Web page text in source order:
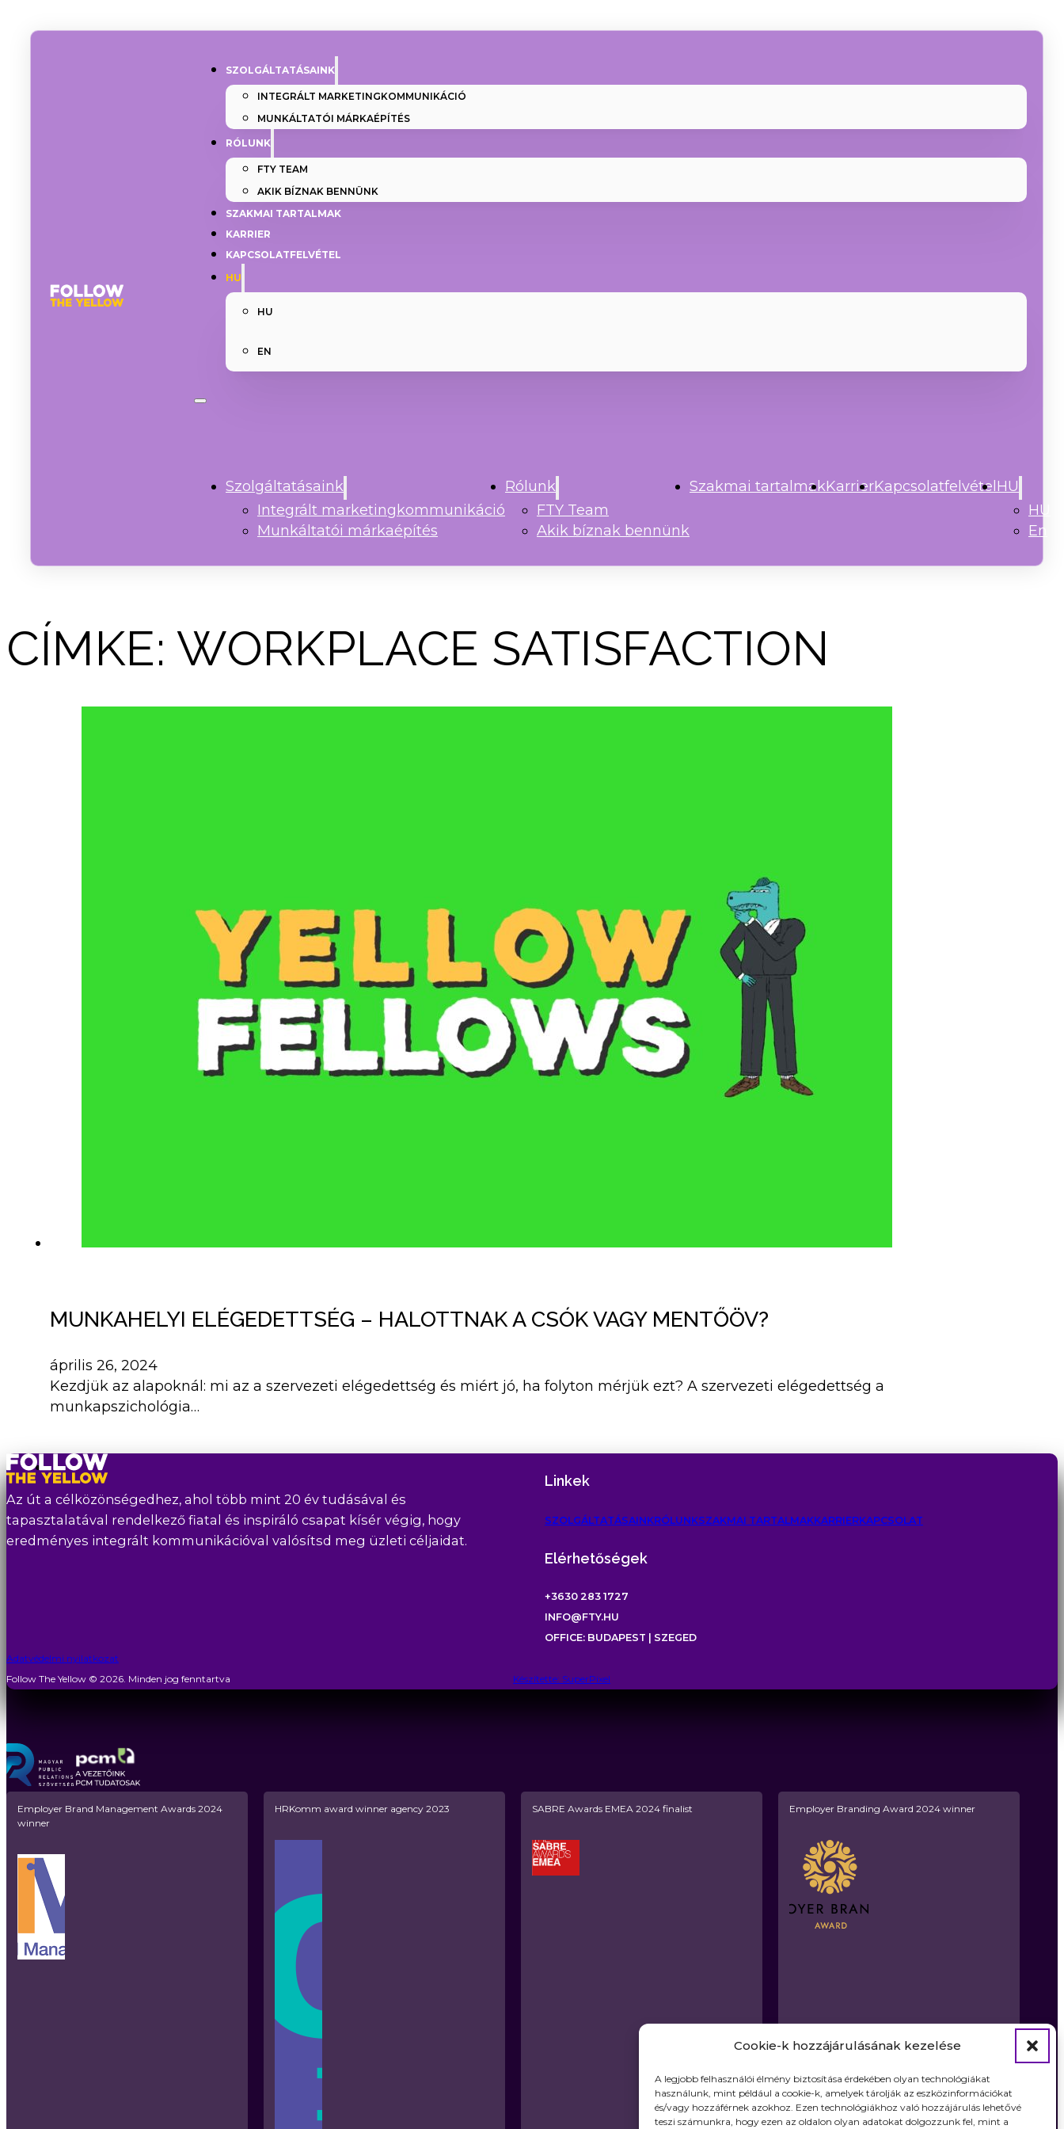
Cookie-k hozzájárulásának kezelése
A legjobb felhasználói élmény biztosítása érdekében olyan technológiákat
használunk, mint például a cookie-k, amelyek tárolják az eszközinformációkat
és/vagy hozzáférnek azokhoz. Ezen technológiákhoz való hozzájárulás lehetővé
teszi számunkra, hogy ezen az oldalon olyan adatokat dolgozzunk fel, mint a
SZOLGÁLTATÁSAINK
INTEGRÁLT MARKETINGKOMMUNIKÁCIÓ
MUNKÁLTATÓI MÁRKAÉPÍTÉS
RÓLUNK
FTY TEAM
AKIK BÍZNAK BENNÜNK
SZAKMAI TARTALMAK
KARRIER
KAPCSOLATFELVÉTEL
HU
HU
EN
Szolgáltatásaink
Integrált marketingkommunikáció
Munkáltatói márkaépítés
Rólunk
FTY Team
Akik bíznak bennünk
Szakmai tartalmakKarrierKapcsolatfelvételHU
HU
En
CÍMKE: WORKPLACE SATISFACTION
MUNKAHELYI ELÉGEDETTSÉG – HALOTTNAK A CSÓK VAGY MENTŐÖV?
április 26, 2024
Kezdjük az alapoknál: mi az a szervezeti elégedettség és miért jó, ha folyton mérjük ezt? A szervezeti elégedettség a
munkapszichológia…
Az út a célközönségedhez, ahol több mint 20 év tudásával és
tapasztalatával rendelkező fiatal és inspiráló csapat kísér végig, hogy
eredményes integrált kommunikációval valósítsd meg üzleti céljaidat.
Linkek
SZOLGÁLTATÁSAINKRÓLUNKSZAKMAI TARTALMAKKARRIERKAPCSOLAT
Elérhetőségek
+3630 283 1727
INFO@FTY.HU
OFFICE: BUDAPEST | SZEGED
Adatvédelmi nyilatkozat
Follow The Yellow © 2026. Minden jog fenntartva
Készítette: SuperPixel
Employer Brand Management Awards 2024
winner
HRKomm award winner agency 2023 SABRE Awards EMEA 2024 finalist Employer Branding Award 2024 winner